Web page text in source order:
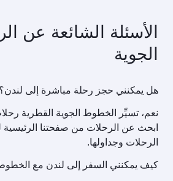
الأسئلة الشائعة عن
الجوية
هل يمكنني حجز رحلة مباشرة إلى لندن؟
نعم، تسيِّر الخطوط الجوية القطرية
ابحث عن الرحلات من صفحتنا
الرحلات وجداولها.
كيف يمكنني السفر إلى لندن مع